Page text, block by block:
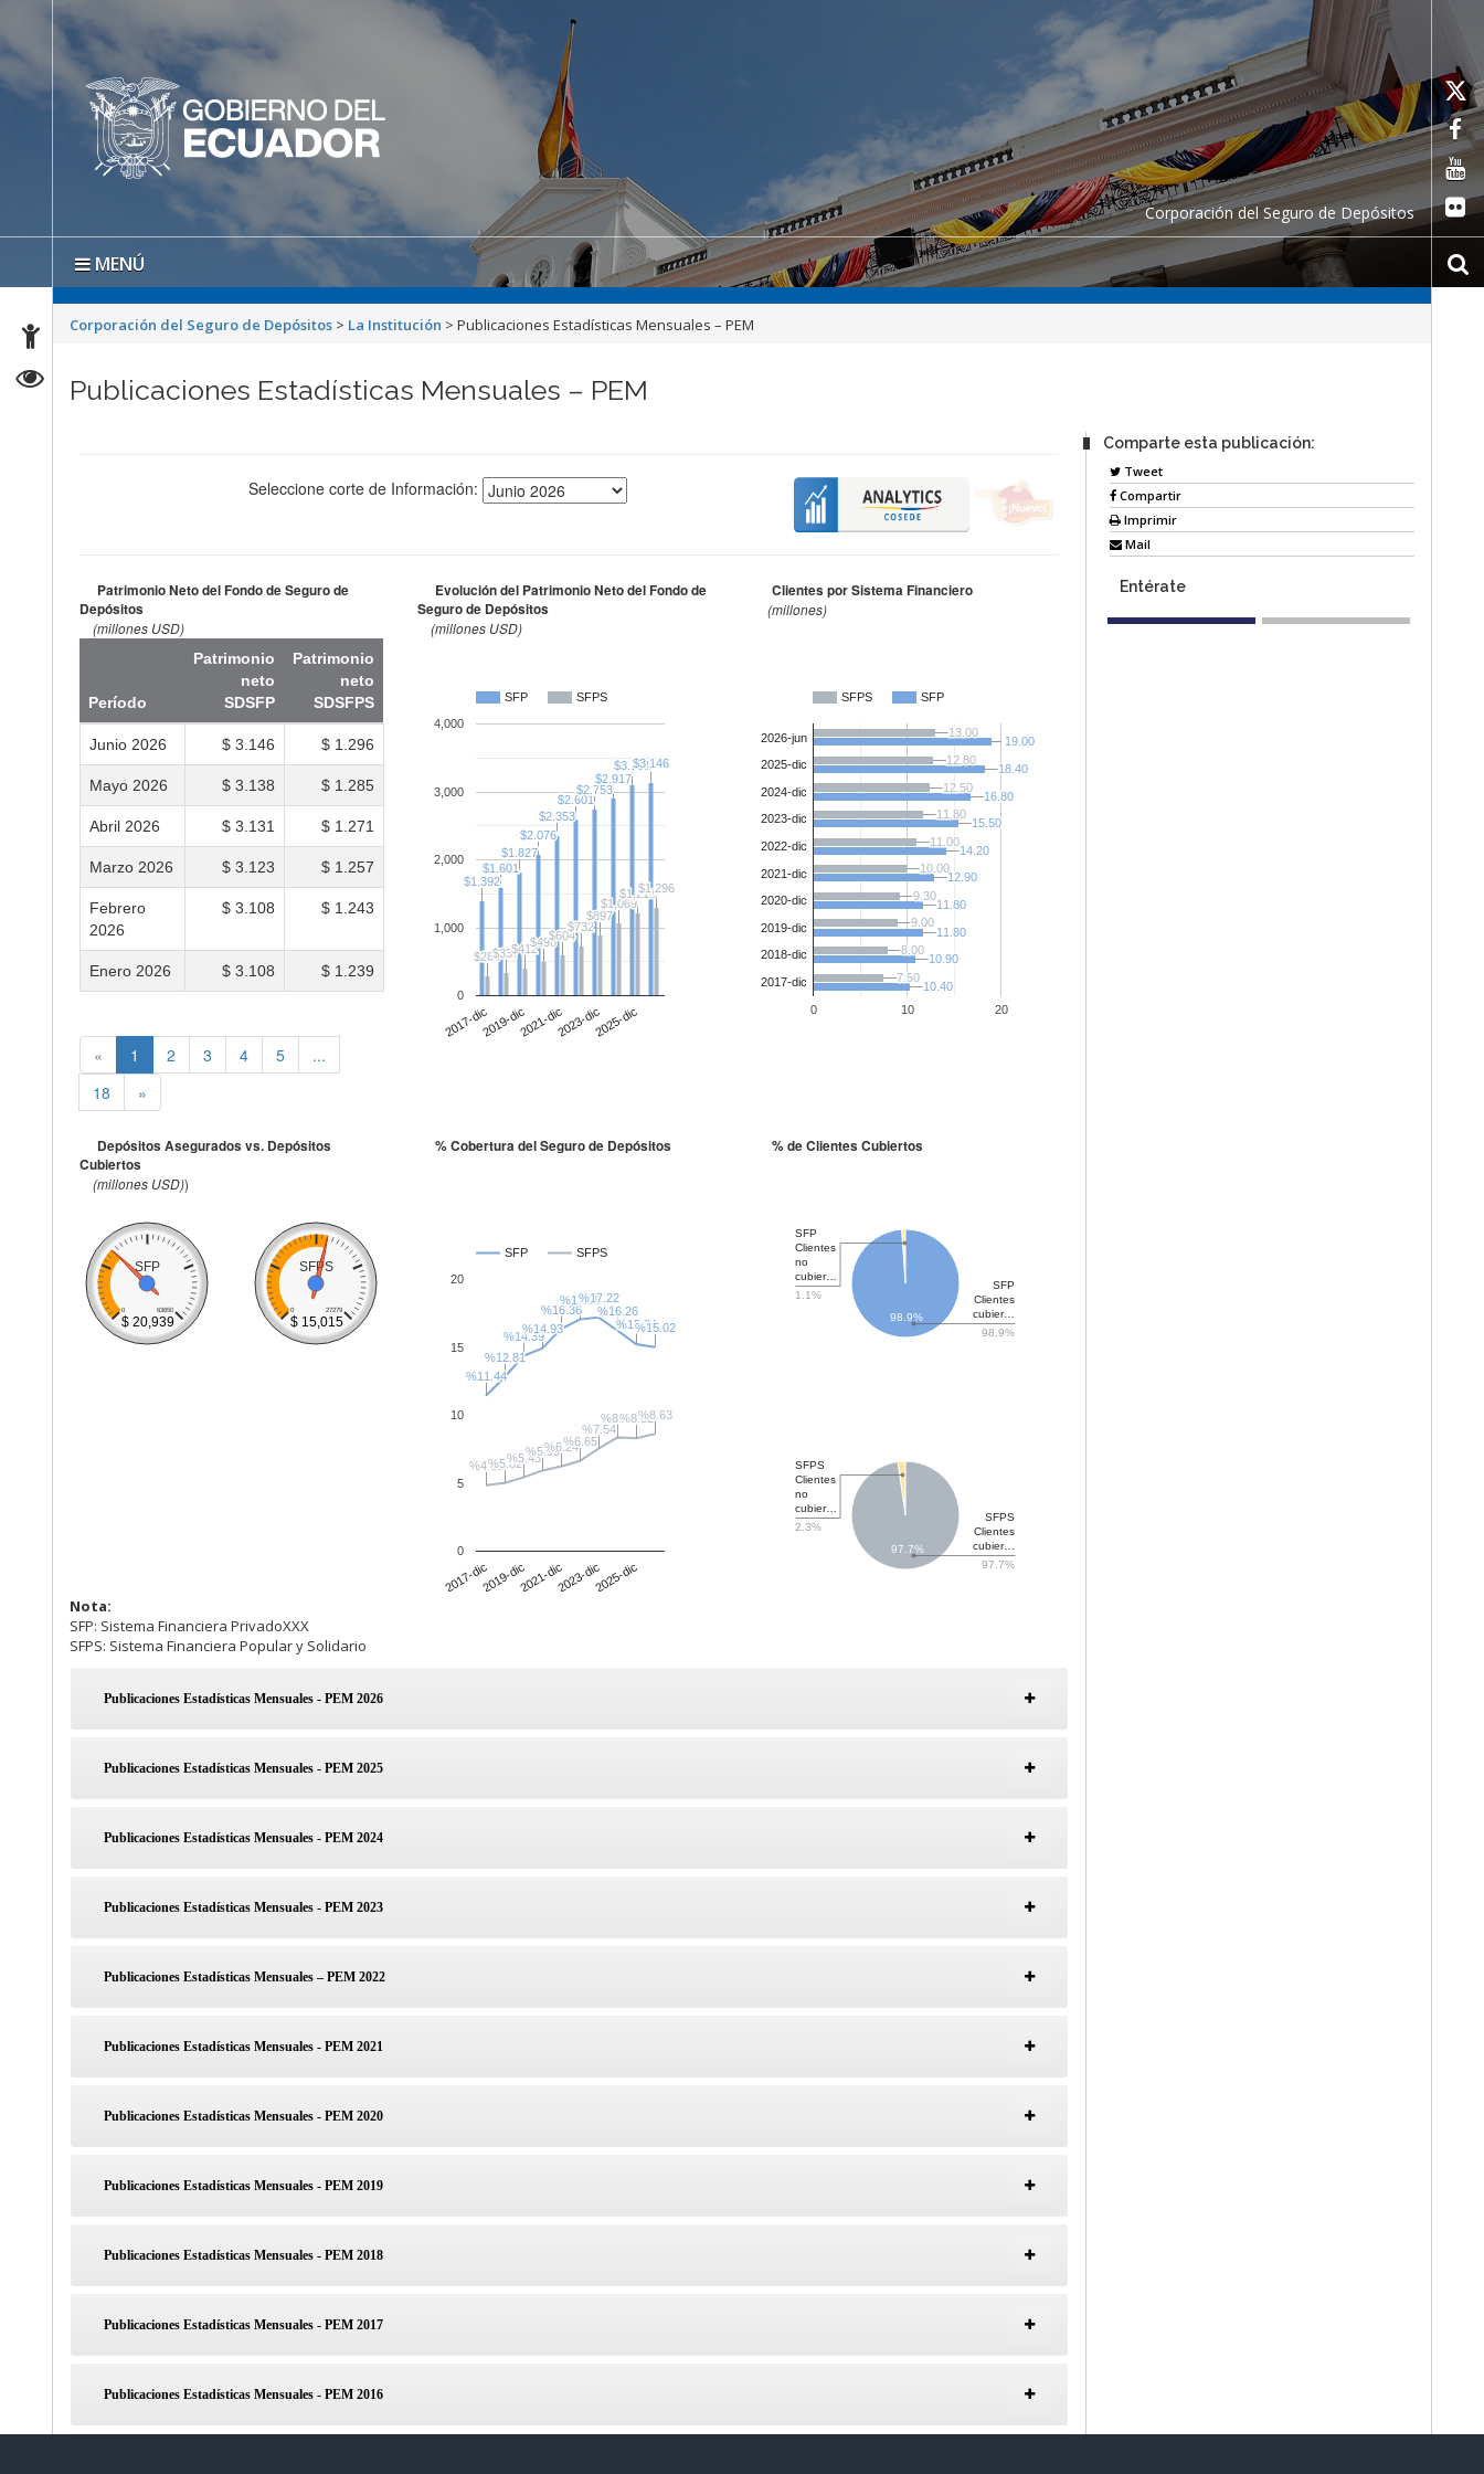
Corporación del Seguro de Depósitos
MENÚ
Corporación del Seguro de Depósitos > La Institución >Publicaciones Estadísticas Mensuales – PEM
Publicaciones Estadísticas Mensuales – PEM
Nota:
SFP: Sistema Financiera PrivadoXXX
SFPS: Sistema Financiera Popular y Solidario
Publicaciones Estadísticas Mensuales - PEM 2026
Publicaciones Estadísticas Mensuales - PEM 2025
Publicaciones Estadísticas Mensuales - PEM 2024
Publicaciones Estadísticas Mensuales - PEM 2023
Publicaciones Estadísticas Mensuales – PEM 2022
Publicaciones Estadísticas Mensuales - PEM 2021
Publicaciones Estadísticas Mensuales - PEM 2020
Publicaciones Estadísticas Mensuales - PEM 2019
Publicaciones Estadísticas Mensuales - PEM 2018
Publicaciones Estadísticas Mensuales - PEM 2017
Publicaciones Estadísticas Mensuales - PEM 2016
Comparte esta publicación:
Tweet
Compartir
Imprimir
Mail
Entérate